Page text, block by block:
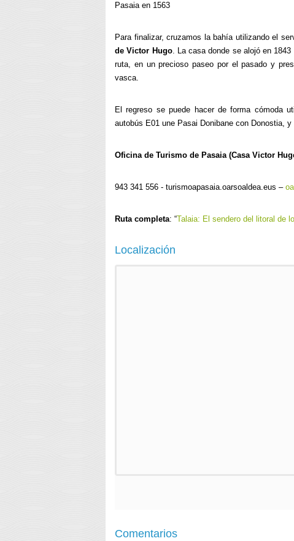
Pasaia en 1563
Para finalizar, cruzamos la bahía utilizando el
de Victor Hugo. La casa donde se alojó en
ruta, en un precioso paseo por el pasado y
vasca.
El regreso se puede hacer de forma cómoda
autobús E01 une Pasai Donibane con Donostia,
Oficina de Turismo de Pasaia (Casa Victor
943 341 556 - turismoapasaia.oarsoaldea.eus –
Ruta completa: “Talaia: El sendero del litoral de
Localización
Comentarios